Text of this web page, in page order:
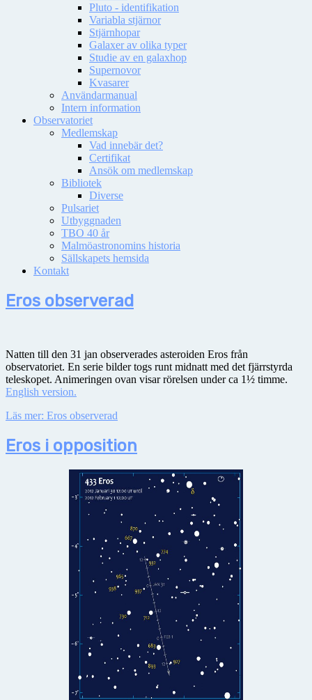
Pluto - identifikation
Variabla stjärnor
Stjärnhopar
Galaxer av olika typer
Studie av en galaxhop
Supernovor
Kvasarer
Användarmanual
Intern information
Observatoriet
Medlemskap
Vad innebär det?
Certifikat
Ansök om medlemskap
Bibliotek
Diverse
Pulsariet
Utbyggnaden
TBO 40 år
Malmöastronomins historia
Sällskapets hemsida
Kontakt
Eros observerad
Natten till den 31 jan observerades asteroiden Eros från
observatoriet. En serie bilder togs runt midnatt med det fjärrstyrda
teleskopet. Animeringen ovan visar rörelsen under ca 1½ timme.
English version.
Läs mer: Eros observerad
Eros i opposition